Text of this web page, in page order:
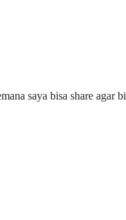
saya bisa share agar